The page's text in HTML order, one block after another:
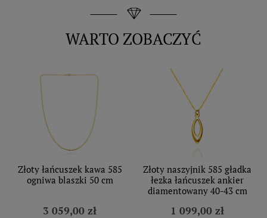
WARTO ZOBACZYĆ
Złoty łańcuszek kawa 585
ogniwa blaszki 50 cm
3 059,00 zł
Złoty naszyjnik 585 gładka
łezka łańcuszek ankier
diamentowany 40-43 cm
1 099,00 zł